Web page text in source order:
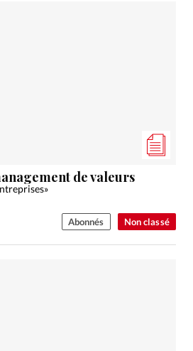
Non classé
de valeurs
Abonnés